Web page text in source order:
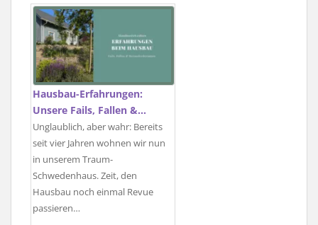
Hausbau-Erfahrungen:
Unsere Fails, Fallen &…
Unglaublich, aber wahr: Bereits
seit vier Jahren wohnen wir nun
in unserem Traum-
Schwedenhaus. Zeit, den
Hausbau noch einmal Revue
passieren…